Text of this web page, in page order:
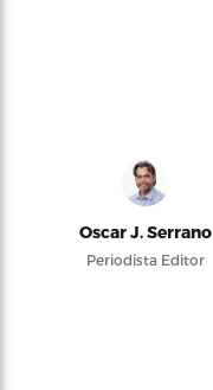
Oscar J. Serrano
Periodista Editor